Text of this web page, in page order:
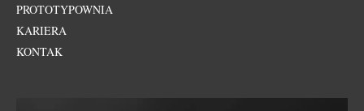
PROTOTYPOWNIA
KARIERA
KONTAK